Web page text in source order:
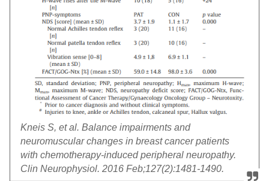
Kneis S, et al. Balance impairments and
neuromuscular changes in breast cancer patients
with chemotherapy-induced peripheral neuropathy.
Clin Neurophysiol. 2016 Feb;127(2):1481-1490.